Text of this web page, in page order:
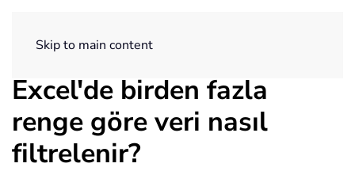
Skip to main content
Excel'de birden fazla
renge göre veri nasıl
filtrelenir?